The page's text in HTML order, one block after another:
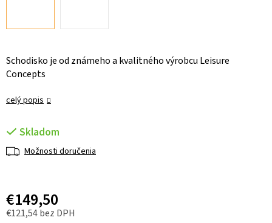
Schodisko je od známeho a kvalitného výrobcu Leisure
Concepts
celý popis
Skladom
Možnosti doručenia
€149,50
€121,54 bez DPH